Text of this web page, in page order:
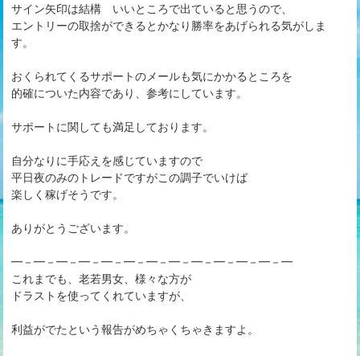
サイン矢印は結構 いいところで出ていると思うので、
エントリーの取捨ができるとかなり勝率をあげられる気がしま
す。
おくられてくるサポートのメールも気にかかるところを
的確についた内容であり、参考にしています。
サポートに関しても満足しております。
自分なりに手応えを感じていますので
平日夜のみのトレードですがこの調子でいけば
楽しく稼げそうです。
ありがとうございます。
━－━－━－━－━－━－━－━－━－━－━－━－━
これまでも、老若男女、様々な方が
ドラストを使ってくれていますが、
利益がでたという報告がめちゃくちゃきますよ。